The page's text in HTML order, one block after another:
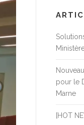
pour le
Marne
[HOT